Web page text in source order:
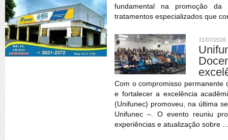
fundamental na promoção da
tratamentos especializados que
31/07/2026
Com o compromisso permanente
e fortalecer a excelência
(Unifunec) promoveu, na última
Unifunec –. O evento reuniu
experiências e atualização sobre